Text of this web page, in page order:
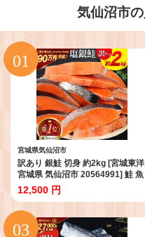
気仙沼市
宮城県気仙沼市
訳あり 銀鮭 切身 約2kg [宮城東洋
宮城県 気仙沼市 20564991] 鮭 魚
介類 海鮮 訳アリ 規格外 不揃い さ
け サケ 鮭切身 シャケ 切り身 冷凍
家庭用 おかず 弁当 支援 サーモン
銀鮭切り身 魚 わけあり
12,500 円